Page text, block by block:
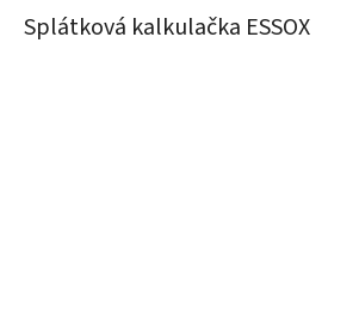
Splátková kalkulačka ESSOX